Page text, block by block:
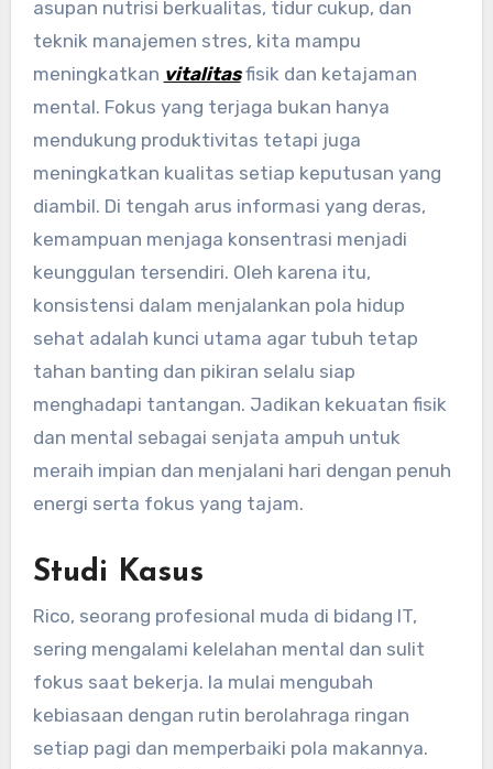
asupan nutrisi berkualitas, tidur cukup, dan
teknik manajemen stres, kita mampu
meningkatkan vitalitas fisik dan ketajaman
mental. Fokus yang terjaga bukan hanya
mendukung produktivitas tetapi juga
meningkatkan kualitas setiap keputusan yang
diambil. Di tengah arus informasi yang deras,
kemampuan menjaga konsentrasi menjadi
keunggulan tersendiri. Oleh karena itu,
konsistensi dalam menjalankan pola hidup
sehat adalah kunci utama agar tubuh tetap
tahan banting dan pikiran selalu siap
menghadapi tantangan. Jadikan kekuatan fisik
dan mental sebagai senjata ampuh untuk
meraih impian dan menjalani hari dengan penuh
energi serta fokus yang tajam.
Studi Kasus
Rico, seorang profesional muda di bidang IT,
sering mengalami kelelahan mental dan sulit
fokus saat bekerja. Ia mulai mengubah
kebiasaan dengan rutin berolahraga ringan
setiap pagi dan memperbaiki pola makannya.